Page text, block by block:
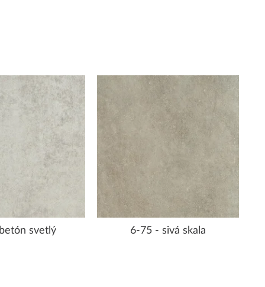
svetlý 6-75 - sivá skala